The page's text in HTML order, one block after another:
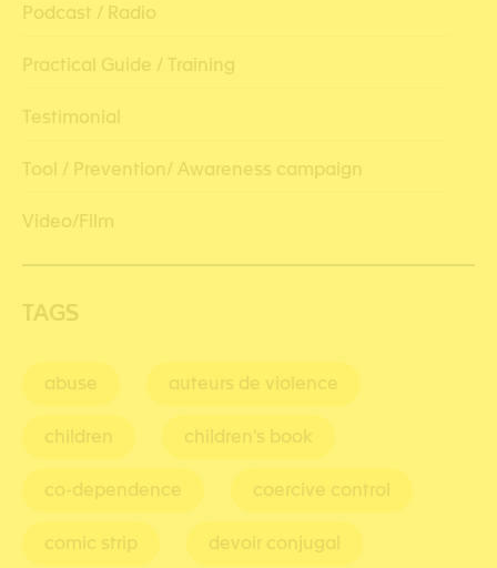
Podcast / Radio
Practical Guide / Training
Testimonial
Tool / Prevention/ Awareness campaign
Video/Film
TAGS
abuse auteurs de violence
children children's book
co-dependence coercive control
comic strip devoir conjugal